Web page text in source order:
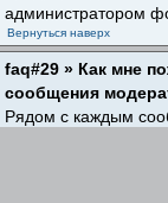
администратором
Вернуться наверх
faq#29 » Как мне
сообщения
Рядом с каждым